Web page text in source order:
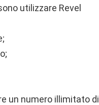
utilizzare Revel
un numero illimitato di